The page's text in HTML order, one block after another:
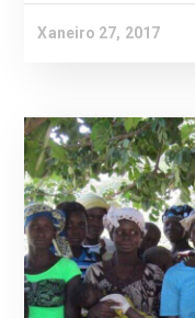
Xaneiro 27, 2017